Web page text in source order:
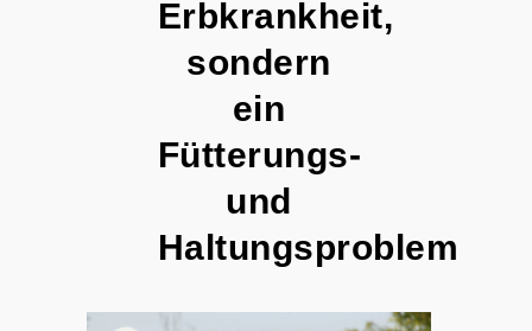
Erbkrankheit,
sondern
ein
Fütterungs-
und
Haltungsproblem